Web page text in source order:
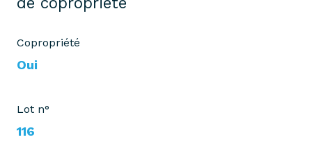
Copropriété
Oui
Lot n°
116